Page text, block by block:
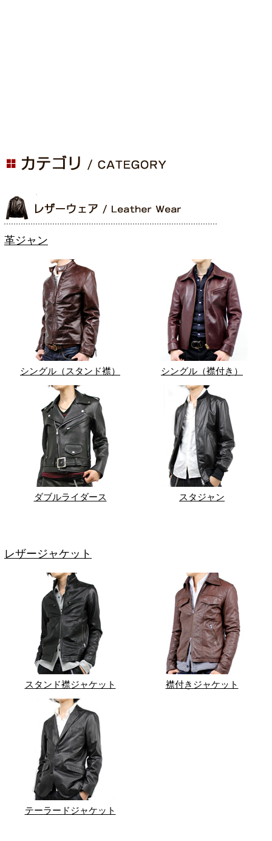
革ジャン
シングル（スタンド襟） シングル（襟付き）
ダブルライダース スタジャン
レザージャケット
スタンド襟ジャケット 襟付きジャケット
テーラードジャケット